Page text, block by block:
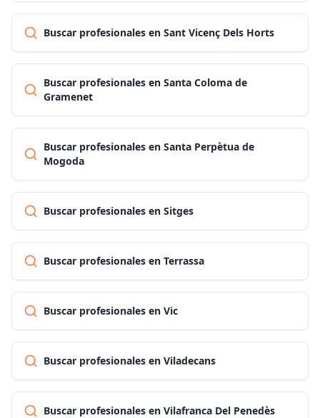
Buscar profesionales en Sant Vicenç Dels Horts
Buscar profesionales en Santa Coloma de
Gramenet
Buscar profesionales en Santa Perpètua de
Mogoda
Buscar profesionales en Sitges
Buscar profesionales en Terrassa
Buscar profesionales en Vic
Buscar profesionales en Viladecans
Buscar profesionales en Vilafranca Del Penedès